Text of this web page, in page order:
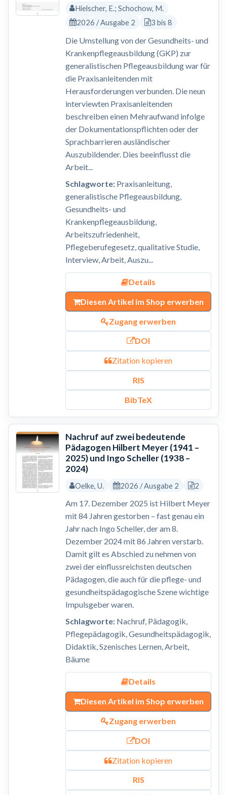
Hielscher, E.; Schochow, M.
2026 / Ausgabe 2
3 bis 8
Die Umstellung von der Gesundheits- und
Krankenpflegeausbildung (GKP) zur
generalistischen Pflegeausbildung war für
die Praxisanleitenden mit
Herausforderungen verbunden. Die neun
interviewten Praxisanleitenden
beschreiben einen Mehraufwand infolge
der Dokumentationspflichten oder der
Sprachbarrieren ausländischer
Auszubildender. Dies beeinflusst die
Arbeit...
Schlagworte:Praxisanleitung,
generalistische Pflegeausbildung,
Gesundheits- und
Krankenpflegeausbildung,
Arbeitszufriedenheit,
Pflegeberufegesetz, qualitative Studie,
Interview, Arbeit, Auszu...
Details
Diesen Artikel im Shop erwerben
Zugang erwerben
DOI
Zitation kopieren
RIS
BibTeX
Nachruf auf zwei bedeutende
Pädagogen Hilbert Meyer (1941 –
2025) und Ingo Scheller (1938 –
2024)
Oelke, U. 2026 / Ausgabe 2 2
Am 17. Dezember 2025 ist Hilbert Meyer
mit 84 Jahren gestorben – fast genau ein
Jahr nach Ingo Scheller, der am 8.
Dezember 2024 mit 86 Jahren verstarb.
Damit gilt es Abschied zu nehmen von
zwei der einflussreichsten deutschen
Pädagogen, die auch für die pflege- und
gesundheitspädagogische Szene wichtige
Impulsgeber waren.
Schlagworte:Nachruf, Pädagogik,
Pflegepädagogik, Gesundheitspädagogik,
Didaktik, Szenisches Lernen, Arbeit,
Bäume
Details
Diesen Artikel im Shop erwerben
Zugang erwerben
DOI
Zitation kopieren
RIS